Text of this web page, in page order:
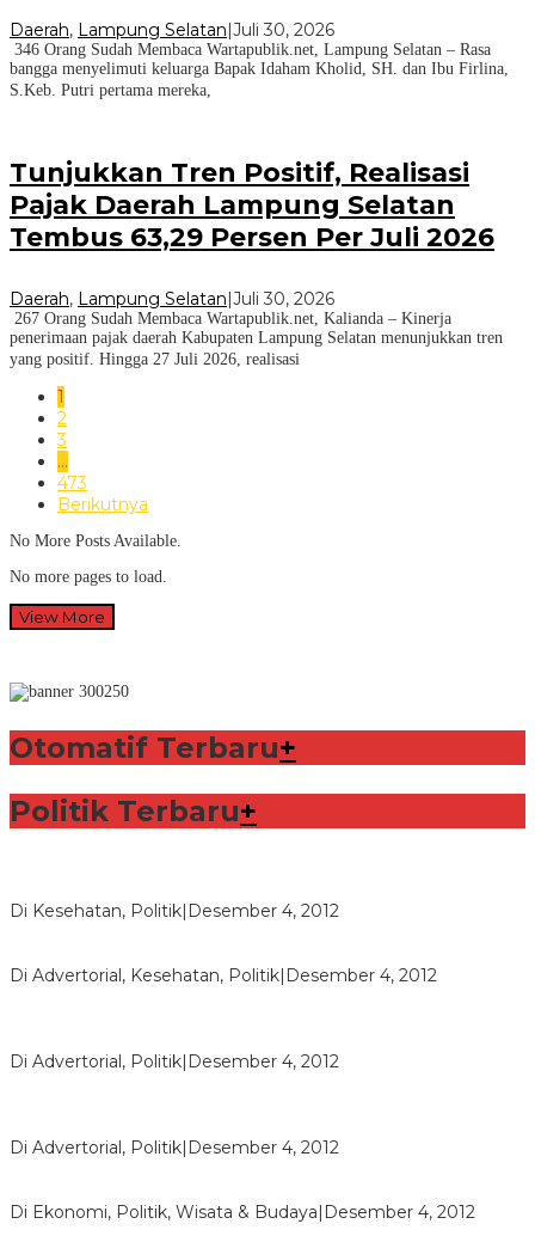
Daerah, Lampung Selatan|Juli 30, 2026
346 Orang Sudah Membaca Wartapublik.net, Lampung Selatan – Rasa
bangga menyelimuti keluarga Bapak Idaham Kholid, SH. dan Ibu Firlina,
S.Keb. Putri pertama mereka,
Tunjukkan Tren Positif, Realisasi
Pajak Daerah Lampung Selatan
Tembus 63,29 Persen Per Juli 2026
Daerah, Lampung Selatan|Juli 30, 2026
267 Orang Sudah Membaca Wartapublik.net, Kalianda – Kinerja
penerimaan pajak daerah Kabupaten Lampung Selatan menunjukkan tren
yang positif. Hingga 27 Juli 2026, realisasi
1
2
3
…
473
Berikutnya
No More Posts Available.
No more pages to load.
View More
Otomatif Terbaru+
Politik Terbaru+
Di Kesehatan, Politik| Desember 4, 2012
Di Advertorial, Kesehatan, Politik| Desember 4, 2012
Di Advertorial, Politik| Desember 4, 2012
Di Advertorial, Politik| Desember 4, 2012
Di Ekonomi, Politik, Wisata & Budaya| Desember 4, 2012